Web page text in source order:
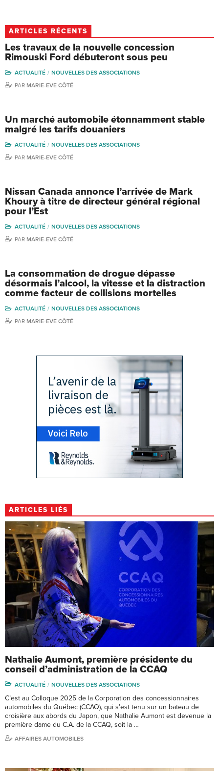
ARTICLES RÉCENTS
Les travaux de la nouvelle concession
Rimouski Ford débuteront sous peu
ACTUALITÉ
NOUVELLES DES ASSOCIATIONS
PAR MARIE-EVE CÔTÉ
Un marché automobile étonnamment stable
malgré les tarifs douaniers
ACTUALITÉ
NOUVELLES DES ASSOCIATIONS
PAR MARIE-EVE CÔTÉ
Nissan Canada annonce l’arrivée de Mark
Khoury à titre de directeur général régional
pour l’Est
ACTUALITÉ
NOUVELLES DES ASSOCIATIONS
PAR MARIE-EVE CÔTÉ
La consommation de drogue dépasse
désormais l’alcool, la vitesse et la distraction
comme facteur de collisions mortelles
ACTUALITÉ
NOUVELLES DES ASSOCIATIONS
PAR MARIE-EVE CÔTÉ
ARTICLES LIÉS
Nathalie Aumont, première présidente du
conseil d’administration de la CCAQ
ACTUALITÉ NOUVELLES DES ASSOCIATIONS
C’est au Colloque 2025 de la Corporation des concessionnaires
automobiles du Québec (CCAQ), qui s’est tenu sur un bateau de
croisière aux abords du Japon, que Nathalie Aumont est devenue la
première dame du C.A. de la CCAQ, soit la …
AFFAIRES AUTOMOBILES